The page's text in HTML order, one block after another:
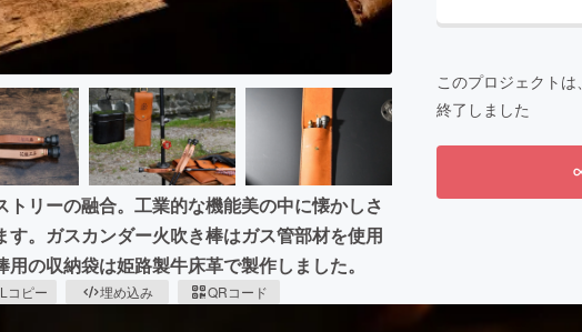
リーの融合。工業的な機能美の中に懐かしさ
。ガスカンダー火吹き棒はガス管部材を使用
の収納袋は姫路製牛床革で製作しました。
コピー 埋め込み QRコード
このプロジェクトは、
終了しました